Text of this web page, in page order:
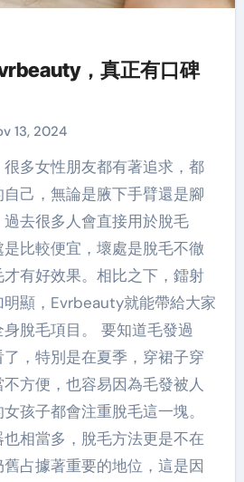
，真正有口碑
13, 2024
己，無論是腋下手臂還是腳
去很多人會直接用於脫毛
比較便宜，壞處是脫毛不徹
有好效果。相比之下，鐳射
顯，Evrbeauty就能帶給大家
脫毛項目。 要知道毛發過
，特別是在夏季，穿裙子穿
方便，也容易因為毛發被人
孩子都會注重脫毛這一塊。
相當多，脫毛方法更是不在
占據著重要的地位，這是因